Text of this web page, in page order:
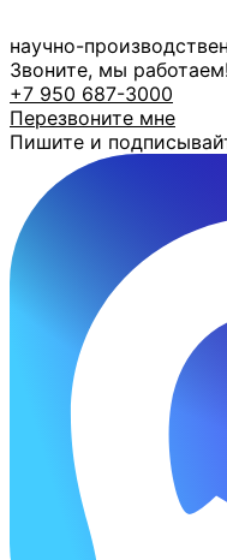
к
содержимому
научно-
Звоните, мы работаем!
+7 950 687-3000
Перезвоните мне
Пишите и